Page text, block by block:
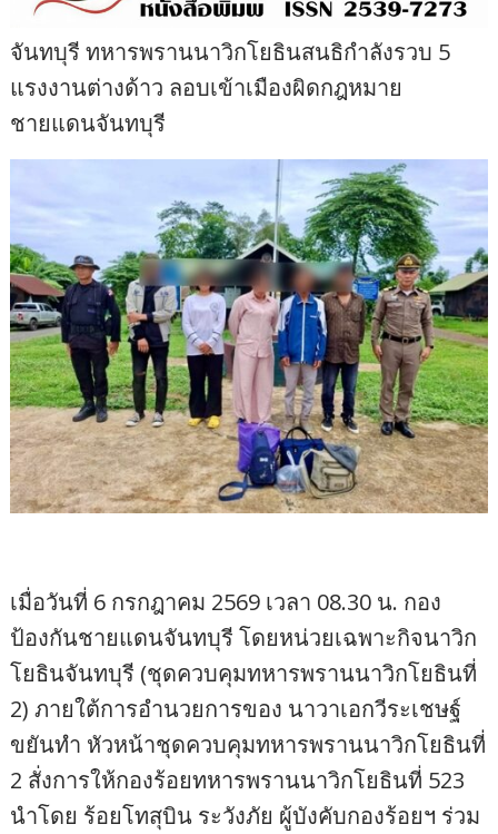
จันทบุรี ทหารพรานนาวิกโยธินสนธิกำลังรวบ 5
แรงงานต่างด้าว ลอบเข้าเมืองผิดกฎหมาย
ชายแดนจันทบุรี
เมื่อวันที่ 6 กรกฎาคม 2569 เวลา 08.30 น. กอง
ป้องกันชายแดนจันทบุรี โดยหน่วยเฉพาะกิจนาวิก
โยธินจันทบุรี (ชุดควบคุมทหารพรานนาวิกโยธินที่
2) ภายใต้การอำนวยการของ นาวาเอกวีระเชษฐ์
ขยันทำ หัวหน้าชุดควบคุมทหารพรานนาวิกโยธินที่
2 สั่งการให้กองร้อยทหารพรานนาวิกโยธินที่ 523
นำโดย ร้อยโทสุบิน ระวังภัย ผู้บังคับกองร้อยฯ ร่วม